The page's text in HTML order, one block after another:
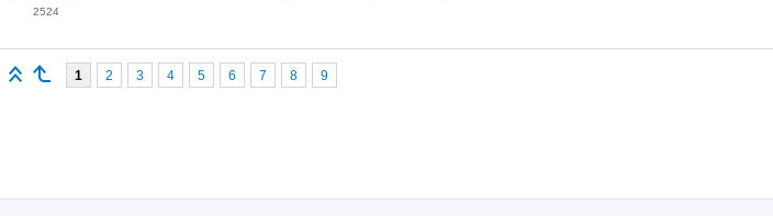
2524
1 2 3 4 5 6 7 8 9